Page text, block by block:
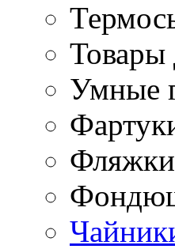
Товары
Умные
Фляжки